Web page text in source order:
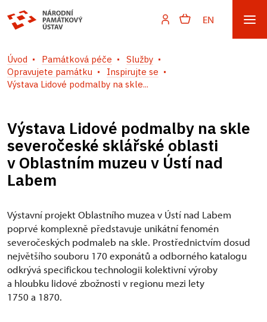
EN
Úvod Památková péče
Služby
Opravujete památku
Inspirujte se
Výstava Lidové podmalby na skle...
Výstava Lidové podmalby na skle
severočeské sklářské oblasti
v Oblastním muzeu v Ústí nad
Labem
Výstavní projekt Oblastního muzea v Ústí nad Labem
poprvé komplexně představuje unikátní fenomén
severočeských podmaleb na skle. Prostřednictvím dosud
největšího souboru 170 exponátů a odborného katalogu
odkrývá specifickou technologii kolektivní výroby
a hloubku lidové zbožnosti v regionu mezi lety
1750 a 1870.